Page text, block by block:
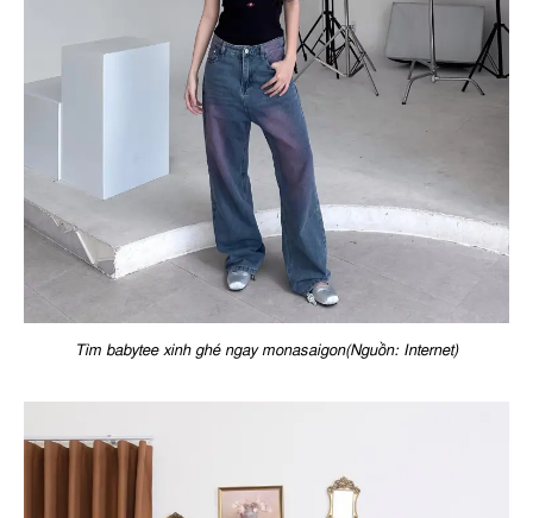
Tìm babytee xinh ghé ngay monasaigon(Nguồn: Internet)